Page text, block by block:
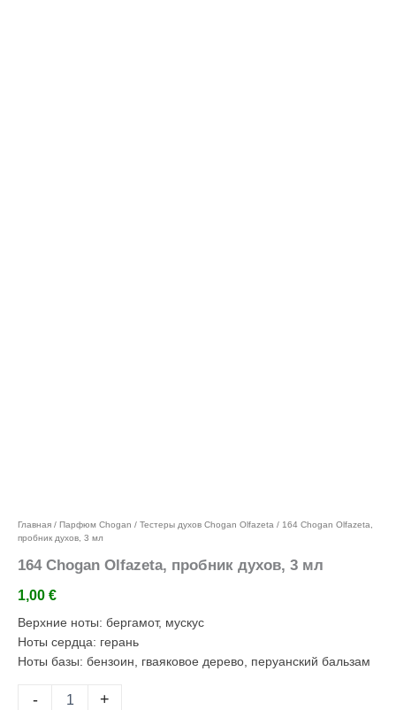
Главная / Парфюм Chogan / Тестеры духов Chogan Olfazeta / 164 Chogan Olfazeta,
пробник духов, 3 мл
164 Chogan Olfazeta, пробник духов, 3 мл
1,00 €
Верхние ноты: бергамот, мускус
Ноты сердца: герань
Ноты базы: бензоин, гваяковое дерево, перуанский бальзам
- +